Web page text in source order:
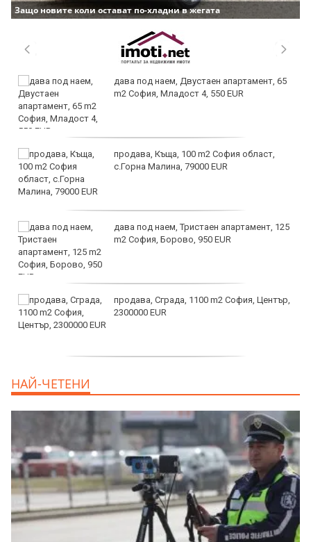
Защо новите коли остават по-хладни в жегата
дава под наем, Двустаен апартамент, 65
m2 София, Младост 4, 550 EUR
продава, Къща, 100 m2 София област,
с.Горна Малина, 79000 EUR
дава под наем, Тристаен апартамент, 125
m2 София, Борово, 950 EUR
продава, Сграда, 1100 m2 София, Център,
2300000 EUR
НАЙ-ЧЕТЕНИ